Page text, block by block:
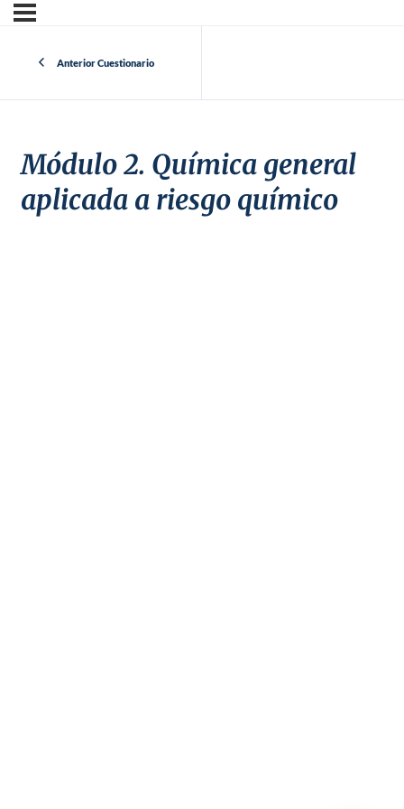
Anterior Cuestionario
Módulo 2. Química general
aplicada a riesgo químico